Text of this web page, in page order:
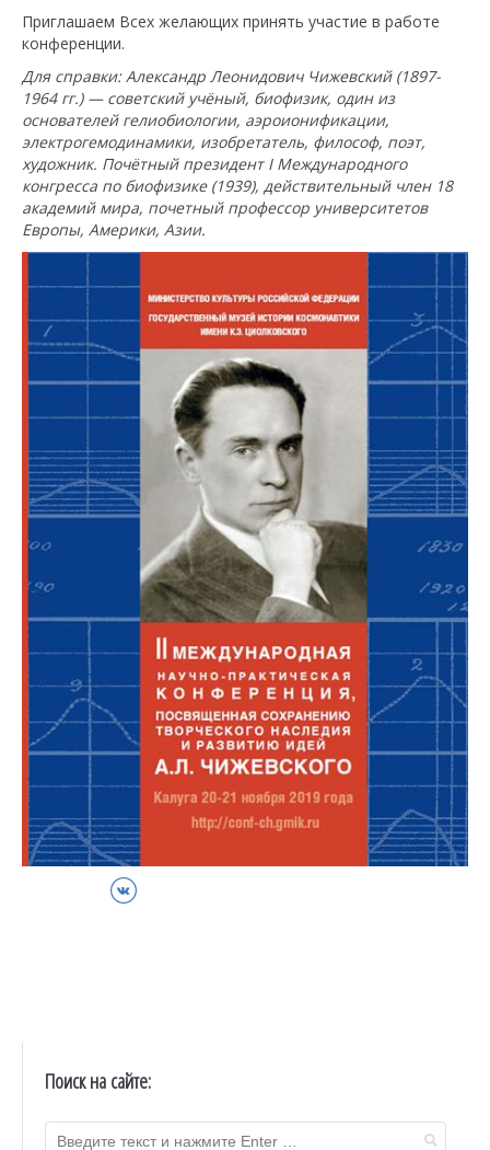
Приглашаем Всех желающих принять участие в работе
конференции.
Для справки: Александр Леонидович Чижевский (1897-
1964 гг.) — советский учёный, биофизик, один из
основателей гелиобиологии, аэроионификации,
электрогемодинамики, изобретатель, философ, поэт,
художник. Почётный президент I Международного
конгресса по биофизике (1939), действительный член 18
академий мира, почетный профессор университетов
Европы, Америки, Азии.
ВКонтакте
Поиск на сайте: